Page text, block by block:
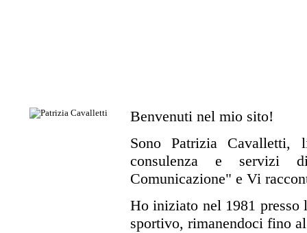
Benvenuti nel mio sito!
Sono Patrizia Cavalletti,
consulenza e servizi
Comunicazione" e Vi
Ho iniziato nel 1981 presso
sportivo, rimanendoci fino